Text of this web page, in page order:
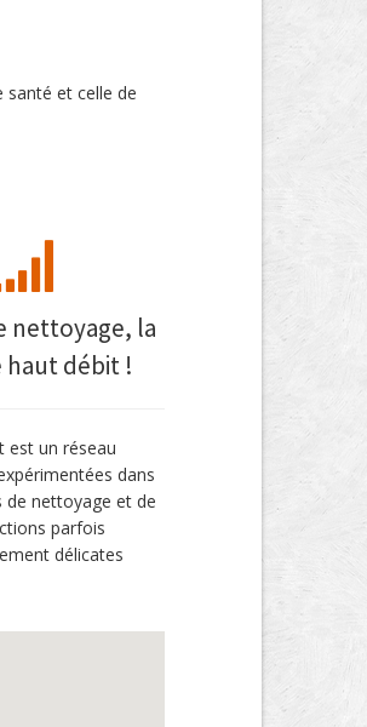
santé et celle de
nettoyage, la
débit !
est un réseau
dans
de nettoyage et de
parfois
délicates